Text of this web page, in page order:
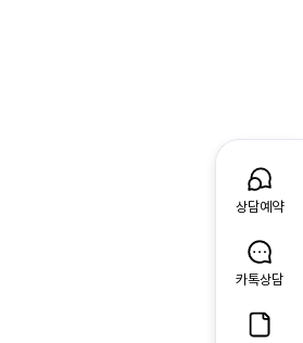
상담예약
카톡상담